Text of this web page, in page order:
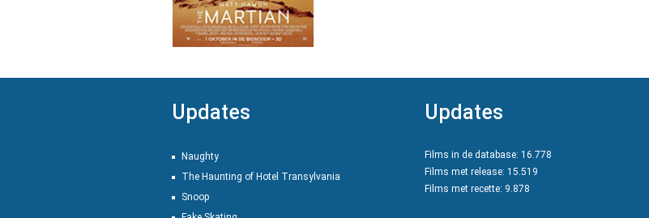
Updates
Naughty
The Haunting of Hotel Transylvania
Snoop
Updates
Films in de database: 16.778
Films met release: 15.519
Films met recette: 9.878